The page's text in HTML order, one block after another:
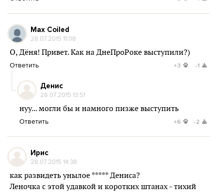
Max Coiled
28.07.2015 11:08
О, Дёня! Привет. Как на ДнеПроРоке выступили?)
Ответить +3 -1
Денис
28.07.2015 13:51
нуу... могли бы и намного пизже выступить
Ответить +6 -2
Ирис
28.07.2015 14:38
как развидеть унылое ***** Дениса?
Леночка с этой удавкой и коротких штанах - тихий